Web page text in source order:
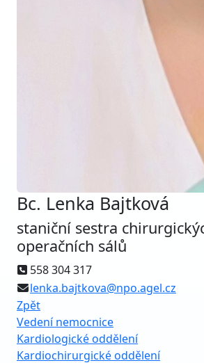
Bc. Lenka Bajtková
staniční sestra
operačních sálů
558 304 317
lenka.bajtkova@npo.agel.cz
Zpět
Vedení nemocnice
Kardiologické oddělení
Kardiochirurgické oddělení